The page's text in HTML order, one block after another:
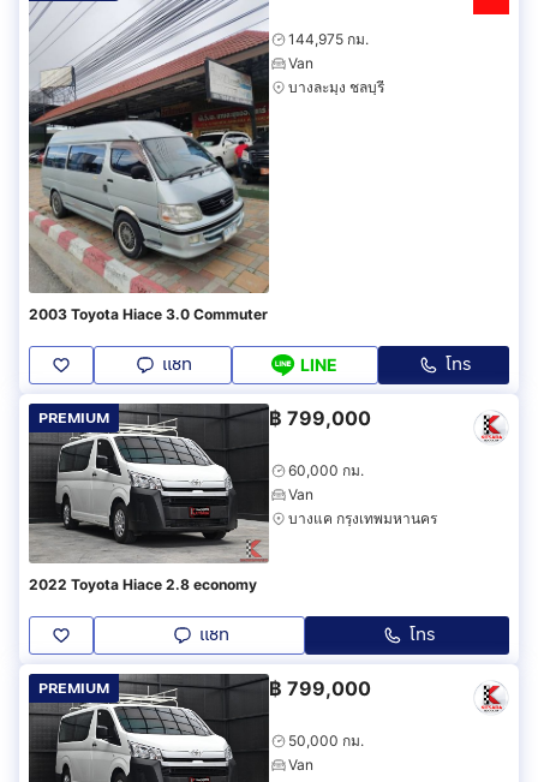
144,975 กม.
Van
บางละมุง ชลบุรี
2003 Toyota Hiace 3.0 Commuter
แชท LINE โทร
PREMIUM ฿ 799,000
60,000 กม.
Van
บางแค กรุงเทพมหานคร
2022 Toyota Hiace 2.8 economy
แชท โทร
PREMIUM ฿ 799,000
50,000 กม.
Van